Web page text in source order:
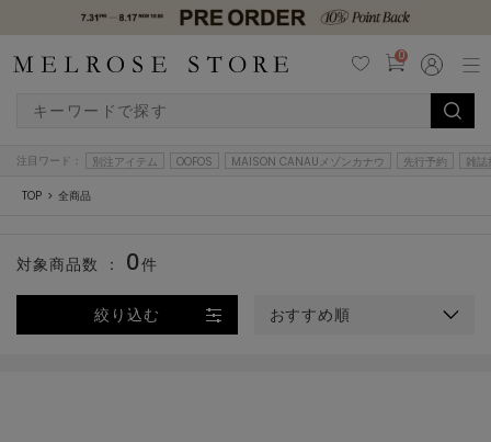
0
注目ワード： 別注アイテム OOFOS MAISON CANAUメゾンカナウ 先行予約 雑誌
TOP 全商品
絞り込む おすすめ順
対象商品数 ： 0件